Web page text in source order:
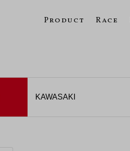
Product Race